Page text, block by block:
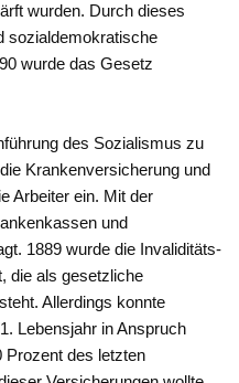
wurden. Durch dieses
sozialdemokratische
wurde das Gesetz
des Sozialismus zu
Krankenversicherung und
Arbeiter ein. Mit der
und
1889 wurde die Invaliditäts-
die als gesetzliche
Allerdings konnte
Lebensjahr in Anspruch
Prozent des letzten